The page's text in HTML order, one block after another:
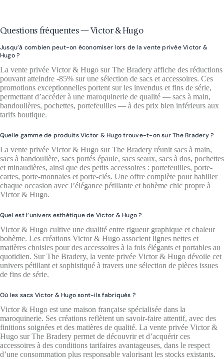
Questions fréquentes — Victor & Hugo
Jusqu’à combien peut-on économiser lors de la vente privée Victor &
Hugo ?
La vente privée Victor & Hugo sur The Bradery affiche des réductions
pouvant atteindre -85% sur une sélection de sacs et accessoires. Ces
promotions exceptionnelles portent sur les invendus et fins de série,
permettant d’accéder à une maroquinerie de qualité — sacs à main,
bandoulières, pochettes, portefeuilles — à des prix bien inférieurs aux
tarifs boutique.
Quelle gamme de produits Victor & Hugo trouve-t-on sur The Bradery ?
La vente privée Victor & Hugo sur The Bradery réunit sacs à main,
sacs à bandoulière, sacs portés épaule, sacs seaux, sacs à dos, pochettes
et minaudières, ainsi que des petits accessoires : portefeuilles, porte-
cartes, porte-monnaies et porte-clés. Une offre complète pour habiller
chaque occasion avec l’élégance pétillante et bohème chic propre à
Victor & Hugo.
Quel est l’univers esthétique de Victor & Hugo ?
Victor & Hugo cultive une dualité entre rigueur graphique et chaleur
bohème. Les créations Victor & Hugo associent lignes nettes et
matières choisies pour des accessoires à la fois élégants et portables au
quotidien. Sur The Bradery, la vente privée Victor & Hugo dévoile cet
univers pétillant et sophistiqué à travers une sélection de pièces issues
de fins de série.
Où les sacs Victor & Hugo sont-ils fabriqués ?
Victor & Hugo est une maison française spécialisée dans la
maroquinerie. Ses créations reflètent un savoir-faire attentif, avec des
finitions soignées et des matières de qualité. La vente privée Victor &
Hugo sur The Bradery permet de découvrir et d’acquérir ces
accessoires à des conditions tarifaires avantageuses, dans le respect
d’une consommation plus responsable valorisant les stocks existants.